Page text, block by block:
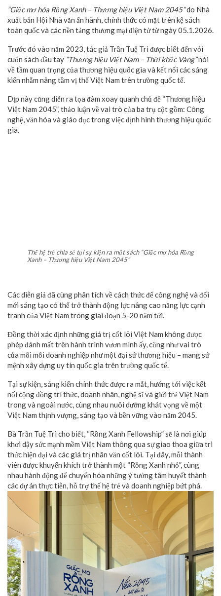
“Giấc mơ hóa Rồng Xanh – Thương hiệu Việt Nam 2045”do Nhà
xuất bản Hội Nhà văn ấn hành, chính thức có mặt trên kệ sách
toàn quốc và các nền tảng thương mại điện tử từ ngày 05.1.2026.
Trước đó vào năm 2023, tác giả Trần Tuệ Tri được biết đến với
cuốn sách đầu tay “Thương hiệu Việt Nam – Thời khắc Vàng”nói
về tầm quan trọng của thương hiệu quốc gia và kết nối các sáng
kiến nhằm nâng tầm vị thế Việt Nam trên trường quốc tế.
Dịp này cũng diễn ra tọa đàm xoay quanh chủ đề “Thương hiệu
Việt Nam 2045”, thảo luận về vai trò của ba trụ cột gồm: Công
nghệ, văn hóa và giáo dục trong việc định hình thương hiệu quốc
gia.
Thế hệ trẻ chia sẻ tại sự kiện ra mắt sách “Giấc mơ hóa Rồng
Xanh – Thương hiệu Việt Nam 2045”
Các diễn giả đã cùng phân tích về cách thức để công nghệ và đổi
mới sáng tạo có thể trở thành động lực nâng cao năng lực cạnh
tranh của Việt Nam trong giai đoạn 5-20 năm tới.
Đồng thời xác định những giá trị cốt lõi Việt Nam không được
phép đánh mất trên hành trình vươn mình ấy, cũng như vai trò
của mỗi mỗi doanh nghiệp như một đại sứ thương hiệu – mang sứ
mệnh xây dựng uy tín quốc gia trên trường quốc tế.
Tại sự kiện, sáng kiến chính thức được ra mắt, hướng tới việc kết
nối cộng đồng trí thức, doanh nhân, nghệ sĩ và giới trẻ Việt Nam
trong và ngoài nước, cùng nhau nuôi dưỡng khát vọng về một
Việt Nam thịnh vượng, sáng tạo và bền vững vào năm 2045.
Bà Trần Tuệ Tri cho biết, “Rồng Xanh Fellowship” sẽ là nơi giúp
khơi dậy sức mạnh mềm Việt Nam thông qua sự giao thoa giữa tri
thức hiện đại và các giá trị nhân văn cốt lõi. Tại đây, mỗi thành
viên được khuyến khích trở thành một “Rồng Xanh nhỏ”, cùng
nhau hành động để chuyển hóa những ý tưởng tâm huyết thành
các dự án thực tiễn, hỗ trợ thế hệ trẻ và doanh nghiệp bứt phá.